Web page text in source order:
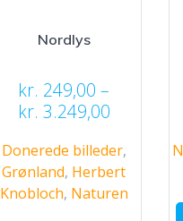
Nordlys
kr. 249,00 –
kr. 3.249,00
til
kr.
Donerede billeder,
Grønland, Herbert
Knobloch, Naturen